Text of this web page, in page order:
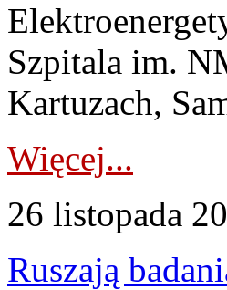
Szpitala im.
Kartuzach,
Więcej...
26 listopada
Ruszają